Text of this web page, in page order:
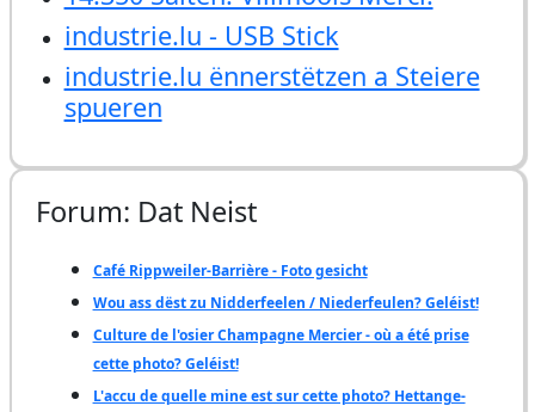
industrie.lu - USB Stick
industrie.lu ënnerstëtzen a Steiere
spueren
Forum: Dat Neist
Café Rippweiler-Barrière - Foto gesicht
Wou ass dëst zu Nidderfeelen / Niederfeulen? Geléist!
Culture de l'osier Champagne Mercier - où a été prise
cette photo? Geléist!
L'accu de quelle mine est sur cette photo? Hettange-